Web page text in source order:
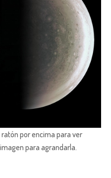
por encima para ver
para agrandarla.